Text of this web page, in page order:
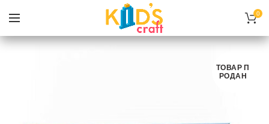
0
ТОВАР П
РОДАН